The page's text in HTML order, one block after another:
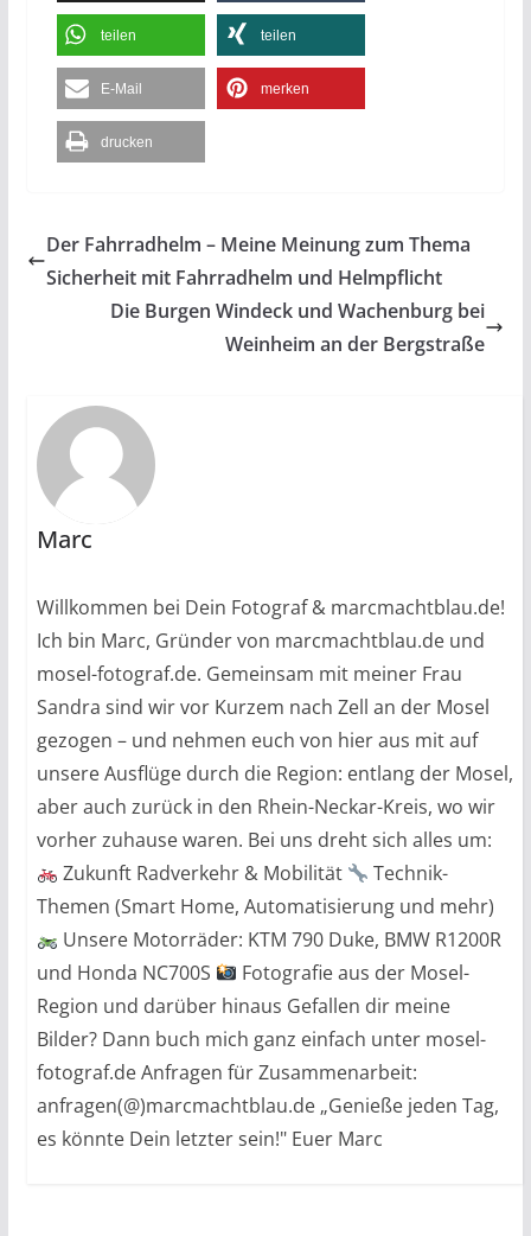
teilen teilen
E-Mail merken
drucken
Der Fahrradhelm – Meine Meinung zum Thema
Sicherheit mit Fahrradhelm und Helmpflicht
Die Burgen Windeck und Wachenburg bei
Weinheim an der Bergstraße
Marc
Willkommen bei Dein Fotograf & marcmachtblau.de!
Ich bin Marc, Gründer von marcmachtblau.de und
mosel-fotograf.de. Gemeinsam mit meiner Frau
Sandra sind wir vor Kurzem nach Zell an der Mosel
gezogen – und nehmen euch von hier aus mit auf
unsere Ausflüge durch die Region: entlang der Mosel,
aber auch zurück in den Rhein-Neckar-Kreis, wo wir
vorher zuhause waren. Bei uns dreht sich alles um:
Zukunft Radverkehr & Mobilität
Technik-
Themen (Smart Home, Automatisierung und mehr)
Unsere Motorräder: KTM 790 Duke, BMW R1200R
und Honda NC700S
Fotografie aus der Mosel-
Region und darüber hinaus Gefallen dir meine
Bilder? Dann buch mich ganz einfach unter mosel-
fotograf.de Anfragen für Zusammenarbeit:
anfragen(@)marcmachtblau.de „Genieße jeden Tag,
es könnte Dein letzter sein!" Euer Marc